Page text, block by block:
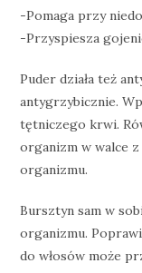
-Pomaga przy
-Przyspiesza
Puder działa też
antygrzybicznie.
tętniczego krwi.
organizm w walce
organizmu.
Bursztyn sam w
organizmu.
do włosów może